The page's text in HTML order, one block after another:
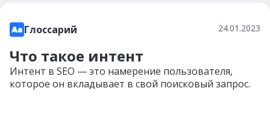
Глоссарий 24.01.2023
Что такое интент
Интент в SEO — это намерение пользователя,
которое он вкладывает в свой поисковый запрос.